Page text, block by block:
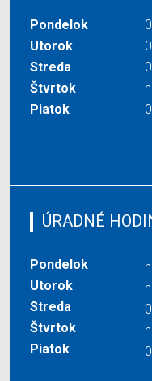
Pondelok
Utorok
Streda
Štvrtok
Piatok
ÚRADNÉ
Pondelok
Utorok
Streda
Štvrtok
Piatok